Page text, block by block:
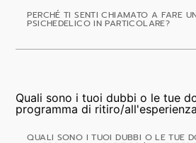
Quali sono i tuoi dubbi o le tue
programma di ritiro/